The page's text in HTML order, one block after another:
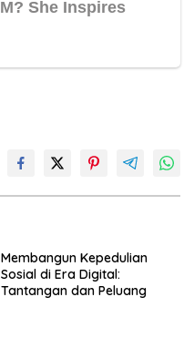
Membangun Kepedulian
Sosial di Era Digital:
Tantangan dan Peluang